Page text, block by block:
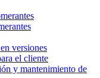
versiones
el cliente
y mantenimiento de